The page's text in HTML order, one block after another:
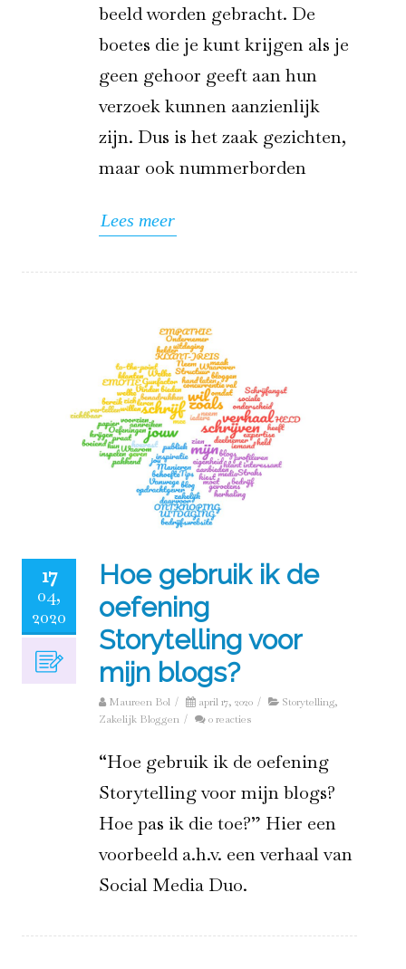
beeld worden gebracht. De
boetes die je kunt krijgen als je
geen gehoor geeft aan hun
verzoek kunnen aanzienlijk
zijn. Dus is het zaak gezichten,
maar ook nummerborden
Lees meer
17
04,
2020
Hoe gebruik ik de
oefening
Storytelling voor
mijn blogs?
Maureen Bol / april 17, 2020 / Storytelling,
Zakelijk Bloggen / 0 reacties
“Hoe gebruik ik de oefening
Storytelling voor mijn blogs?
Hoe pas ik die toe?” Hier een
voorbeeld a.h.v. een verhaal van
Social Media Duo.